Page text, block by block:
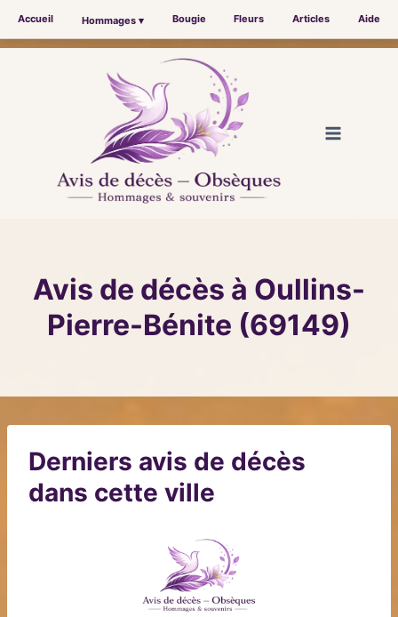
Accueil Hommages ▾ Bougie Fleurs Articles Aide
Avis de décès à Oullins-
Pierre-Bénite (69149)
Derniers avis de décès
dans cette ville